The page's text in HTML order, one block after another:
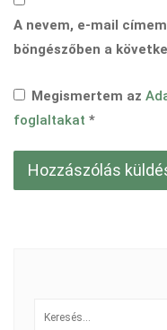
A nevem, e-mail
böngészőben a
Megismertem az
foglaltakat *